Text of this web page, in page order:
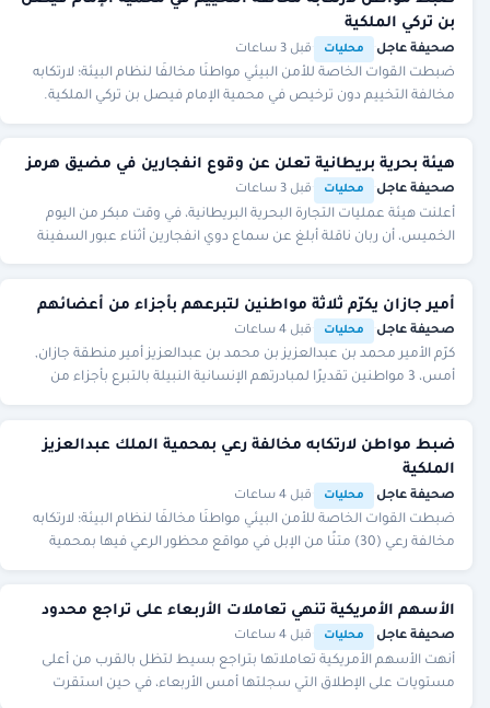
بن تركي الملكية
صحيفة عاجل محليات قبل 3 ساعات
ضبطت القوات الخاصة للأمن البيئي مواطنًا مخالفًا لنظام البيئة؛ لارتكابه
مخالفة التخييم دون ترخيص في محمية الإمام فيصل بن تركي الملكية.
هيئة بحرية بريطانية تعلن عن وقوع انفجارين في مضيق هرمز
صحيفة عاجل محليات قبل 3 ساعات
أعلنت هيئة عمليات التجارة البحرية البريطانية، في وقت مبكر من اليوم
الخميس، أن ربان ناقلة أبلغ عن سماع دوي انفجارين أثناء عبور السفينة
مضيق هرمز قبالة سواحل سلطن
أمير جازان يكرّم ثلاثة مواطنين لتبرعهم بأجزاء من أعضائهم
صحيفة عاجل محليات قبل 4 ساعات
كرّم الأمير محمد بن عبدالعزيز بن محمد بن عبدالعزيز أمير منطقة جازان,
أمس، 3 مواطنين تقديرًا لمبادرتهم الإنسانية النبيلة بالتبرع بأجزاء من
ضبط مواطن لارتكابه مخالفة رعي بمحمية الملك عبدالعزيز
الملكية
صحيفة عاجل محليات قبل 4 ساعات
ضبطت القوات الخاصة للأمن البيئي مواطنًا مخالفًا لنظام البيئة؛ لارتكابه
مخالفة رعي (30) متنًا من الإبل في مواقع محظور الرعي فيها بمحمية
الأسهم الأمريكية تنهي تعاملات الأربعاء على تراجع محدود
صحيفة عاجل محليات قبل 4 ساعات
أنهت الأسهم الأمريكية تعاملاتها بتراجع بسيط لتظل بالقرب من أعلى
مستويات على الإطلاق التي سجلتها أمس الأربعاء، في حين استقرت